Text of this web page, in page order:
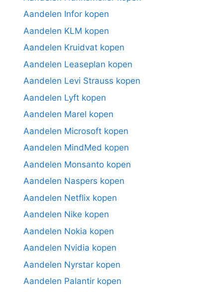
Aandelen Infor kopen
Aandelen KLM kopen
Aandelen Kruidvat kopen
Aandelen Leaseplan kopen
Aandelen Levi Strauss kopen
Aandelen Lyft kopen
Aandelen Marel kopen
Aandelen Microsoft kopen
Aandelen MindMed kopen
Aandelen Monsanto kopen
Aandelen Naspers kopen
Aandelen Netflix kopen
Aandelen Nike kopen
Aandelen Nokia kopen
Aandelen Nvidia kopen
Aandelen Nyrstar kopen
Aandelen Palantir kopen